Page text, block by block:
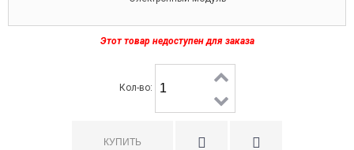
Этот товар недоступен для заказа
Кол-во: